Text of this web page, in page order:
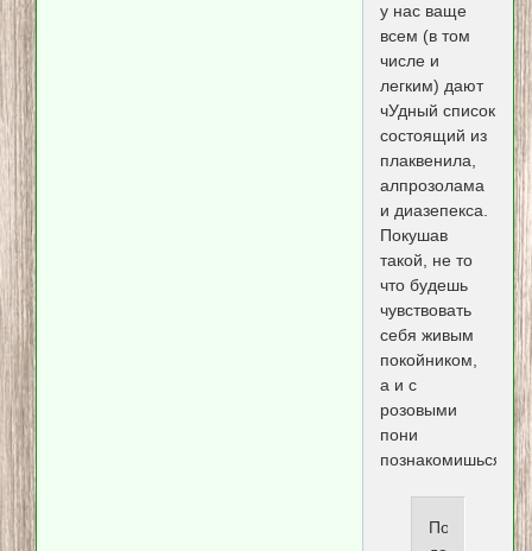
у нас ваще
всем (в том
числе и
легким) дают
чУдный список
состоящий из
плаквенила,
алпрозолама
и диазепекса.
Покушав
такой, не то
что будешь
чувствовать
себя живым
покойником,
а и с
розовыми
пони
познакомишься.
Побочные